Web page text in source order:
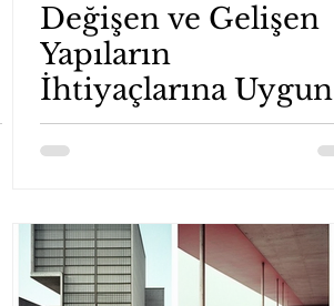
Değişen ve Gelişen
Yapıların
İhtiyaçlarına Uygun
Tesis Yönetimi